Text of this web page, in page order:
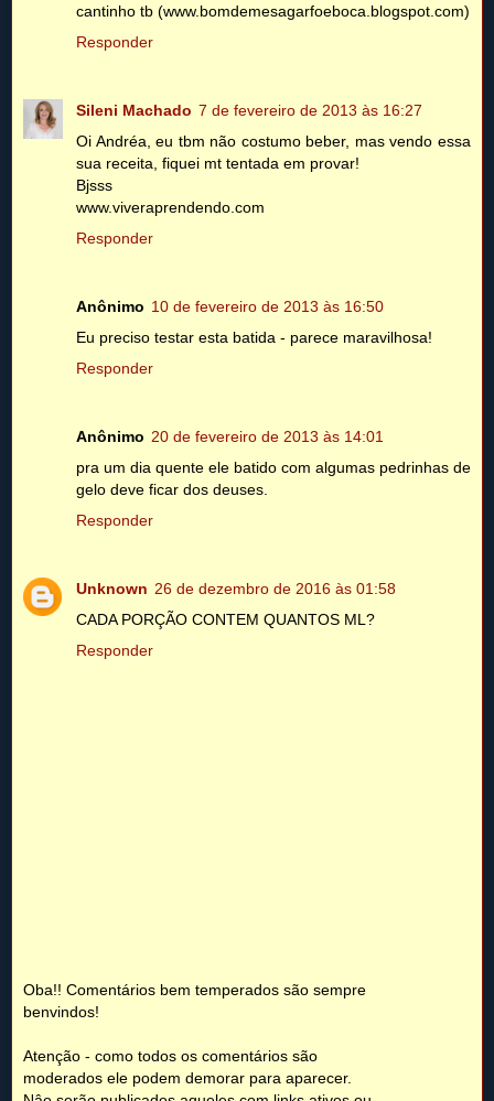
cantinho tb (www.bomdemesagarfoeboca.blogspot.com)
Responder
Sileni Machado 7 de fevereiro de 2013 às 16:27
Oi Andréa, eu tbm não costumo beber, mas vendo essa
sua receita, fiquei mt tentada em provar!
Bjsss
www.viveraprendendo.com
Responder
Anônimo 10 de fevereiro de 2013 às 16:50
Eu preciso testar esta batida - parece maravilhosa!
Responder
Anônimo 20 de fevereiro de 2013 às 14:01
pra um dia quente ele batido com algumas pedrinhas de
gelo deve ficar dos deuses.
Responder
Unknown 26 de dezembro de 2016 às 01:58
CADA PORÇÃO CONTEM QUANTOS ML?
Responder
Oba!! Comentários bem temperados são sempre
benvindos!
Atenção - como todos os comentários são
moderados ele podem demorar para aparecer.